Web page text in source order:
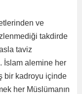
ve
takdirde
taviz
İslam alemine her
bir kadroyu içinde
her Müslümanın